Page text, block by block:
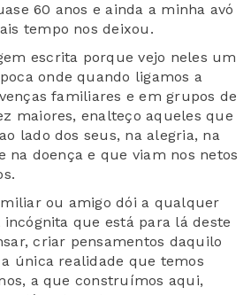
60 anos e ainda a minha avó
tempo nos deixou.
escrita porque vejo neles um
onde quando ligamos a
familiares e em grupos de
maiores, enalteço aqueles que
lado dos seus, na alegria, na
na doença e que viam nos netos
ou amigo dói a qualquer
incógnita que está para lá deste
criar pensamentos daquilo
única realidade que temos
a que construímos aqui,